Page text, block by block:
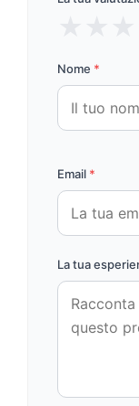
Nome *
Email *
La tua